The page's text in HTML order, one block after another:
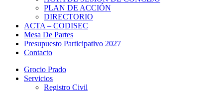
PLAN DE ACCIÓN
DIRECTORIO
ACTA – CODISEC
Mesa De Partes
Presupuesto Participativo 2027
Contacto
Grocio Prado
Servicios
Registro Civil